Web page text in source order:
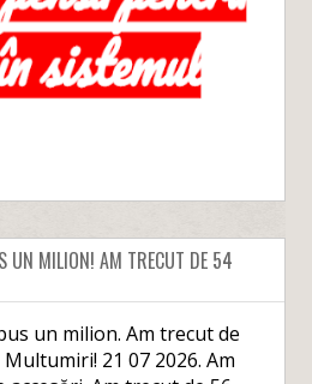
MILION! AM TRECUT DE 54
un milion. Am trecut de
21 07 2026. Am